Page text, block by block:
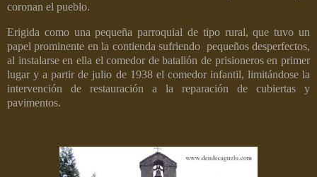
coronan el pueblo.
Erigida como una pequeña parroquial de tipo rural, que tuvo un
papel prominente en la contienda sufriendo pequeños desperfectos,
al instalarse en ella el comedor de batallón de prisioneros en primer
lugar y a partir de julio de 1938 el comedor infantil, limitándose la
intervención de restauración a la reparación de cubiertas y
pavimentos.